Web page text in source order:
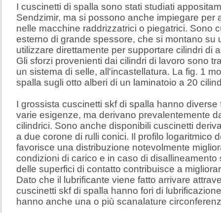
I cuscinetti di spalla sono stati studiati
Sendzimir, ma si possono anche impiegare per
nelle macchine raddrizzatrici o piegatrici. Sono
esterno di grande spessore, che si montano su
utilizzare direttamente per supportare cilindri di
Gli sforzi provenienti dai cilindri di lavoro sono
un sistema di selle, all'incastellatura. La fig. 1
spalla sugli otto alberi di un laminatoio a 20
I grossista cuscinetti skf di spalla hanno
varie esigenze, ma derivano prevalentemente
cilindrici. Sono anche disponibili cuscinetti
a due corone di rulli conici. Il profilo logaritmico
favorisce una distribuzione notevolmente
condizioni di carico e in caso di disallineamento
delle superfici di contatto contribuisce a
Dato che il lubrificante viene fatto arrivare
cuscinetti skf di spalla hanno fori di
hanno anche una o più scanalature